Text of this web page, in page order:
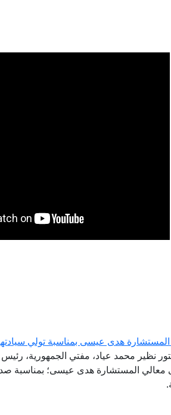
هدى عيسى بمناسبة تولي سيادتها
نظير محمد عياد، مفتي الجمهورية، رئيس
معالي المستشارة هدى عيسى؛ بمناسبة